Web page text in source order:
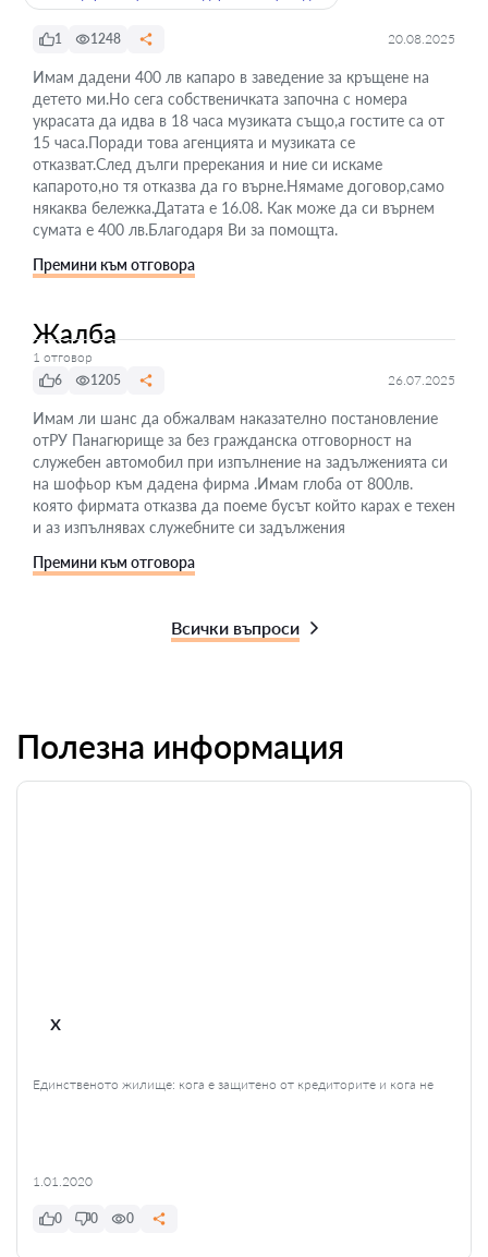
1 1248 20.08.2025
Имам дадени 400 лв капаро в заведение за кръщене на
детето ми.Но сега собственичката започна с номера
украсата да идва в 18 часа музиката също,а гостите са от
15 часа.Поради това агенцията и музиката се
отказват.След дълги пререкания и ние си искаме
капарото,но тя отказва да го върне.Нямаме договор,само
някаква бележка.Датата е 16.08. Как може да си върнем
сумата е 400 лв.Благодаря Ви за помощта.
Премини към отговора
Жалба
1 отговор
6
1205 26.07.2025
Имам ли шанс да обжалвам наказателно постановление
отРУ Панагюрище за без гражданска отговорност на
служебен автомобил при изпълнение на задълженията си
на шофьор към дадена фирма .Имам глоба от 800лв.
която фирмата отказва да поеме бусът който карах е техен
и аз изпълнявах служебните си задължения
Премини към отговора
Всички въпроси
Полезна информация
x
Единственото жилище: кога е защитено от кредиторите и кога не
1.01.2020
0 0 0